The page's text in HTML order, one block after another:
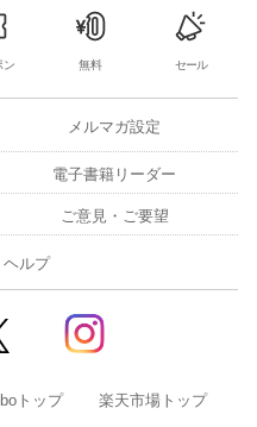
ン 無料 セール
メルマガ設定
電子書籍リーダー
ご意見・ご要望
ルプ
トップ 楽天市場トップ